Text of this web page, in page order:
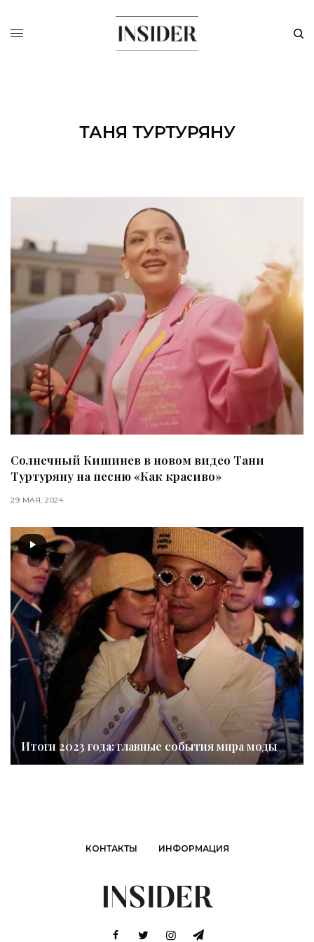
ТАНЯ ТУРТУРЯНУ
Солнечный Кишинев в новом видео Тани
Туртуряну на песню «Как красиво»
29 МАЯ, 2024
Итоги 2023 года: главные события мира моды
КОНТАКТЫ ИНФОРМАЦИЯ